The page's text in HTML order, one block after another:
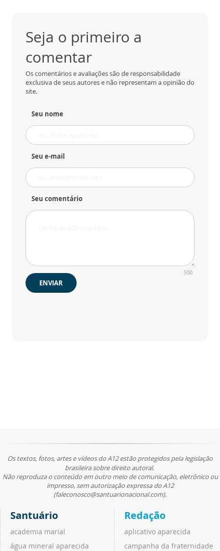
Seja o primeiro a
comentar
Os comentários e avaliações são de responsabilidade
exclusiva de seus autores e não representam a opinião do
site.
Seu nome
Seu e-mail
Seu comentário
500
ENVIAR
Os textos, fotos, artes e vídeos do A12 estão protegidos pela legislação
brasileira sobre direito autoral.
Não reproduza o conteúdo em outro meio de comunicação, eletrônico ou
impresso, sem autorização expressa do A12
(faleconosco@santuarionacional.com).
Santuário
academia marial
água mineral aparecida
Redação
aplicativo aparecida
campanha da fraternidade